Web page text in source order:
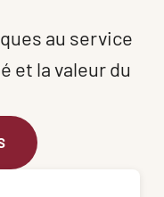
au service
et la valeur du